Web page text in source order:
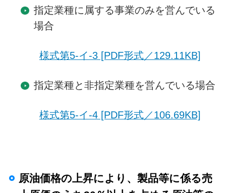
指定業種に属する事業のみを営んでいる
場合
様式第5-イ-3 [PDF形式／129.11KB]
指定業種と非指定業種を営んでいる場合
様式第5-イ-4 [PDF形式／106.69KB]
原油価格の上昇により、製品等に係る売